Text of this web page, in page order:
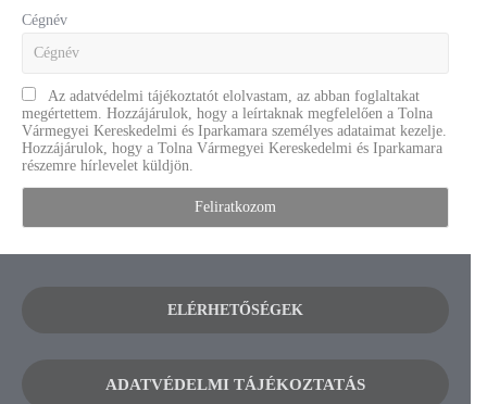
Cégnév
Az adatvédelmi tájékoztatót elolvastam, az abban foglaltakat
megértettem. Hozzájárulok, hogy a leírtaknak megfelelően a Tolna
Vármegyei Kereskedelmi és Iparkamara személyes adataimat kezelje.
Hozzájárulok, hogy a Tolna Vármegyei Kereskedelmi és Iparkamara
részemre hírlevelet küldjön.
ELÉRHETŐSÉGEK
ADATVÉDELMI TÁJÉKOZTATÁS